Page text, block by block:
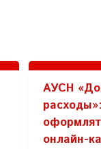
АУСН
онлайн-